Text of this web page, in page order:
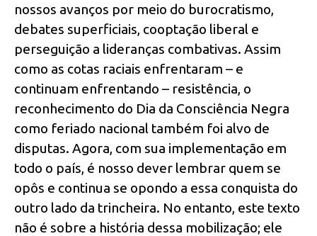
nossos avanços por meio do burocratismo,
debates superficiais, cooptação liberal e
perseguição a lideranças combativas. Assim
como as cotas raciais enfrentaram – e
continuam enfrentando – resistência, o
reconhecimento do Dia da Consciência Negra
como feriado nacional também foi alvo de
disputas. Agora, com sua implementação em
todo o país, é nosso dever lembrar quem se
opôs e continua se opondo a essa conquista do
outro lado da trincheira. No entanto, este texto
não é sobre a história dessa mobilização; ele